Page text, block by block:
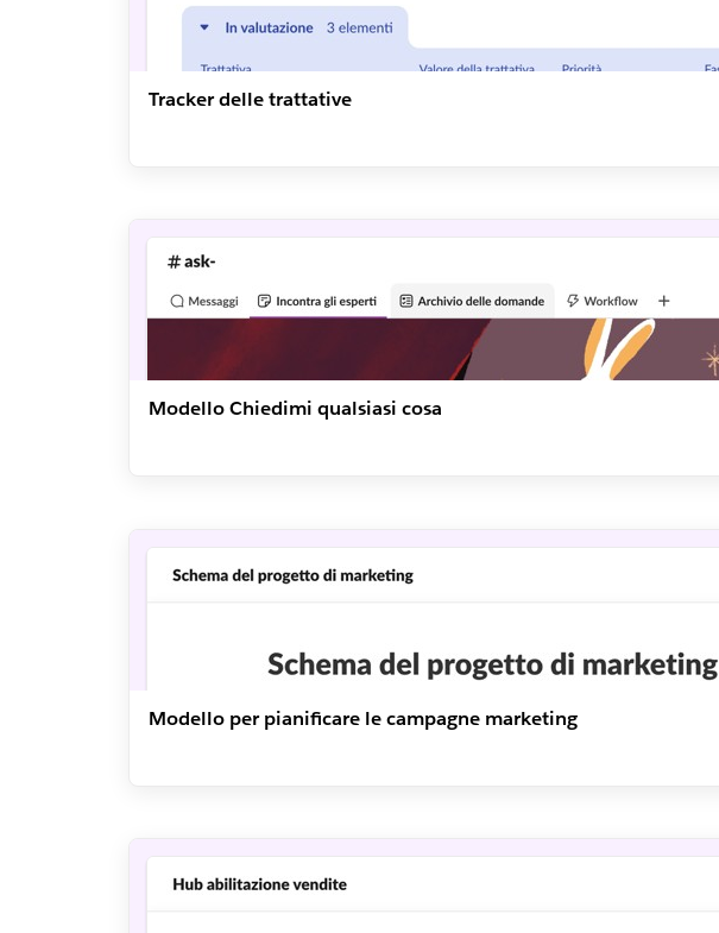
Tracker delle trattative
Modello Chiedimi qualsiasi cosa
Modello per pianificare le campagne marketing